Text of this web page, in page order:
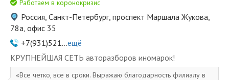
Работаем в коронокризис
Россия, Санкт-Петербург, проспект Маршала Жукова,
78а, офис 35
+7(931)521...ещё
KPУПНЕЙШAЯ СЕTЬ aвторазбopов иномapoк!
Все четко, все в сроки. Выражаю благодарность филиалу в